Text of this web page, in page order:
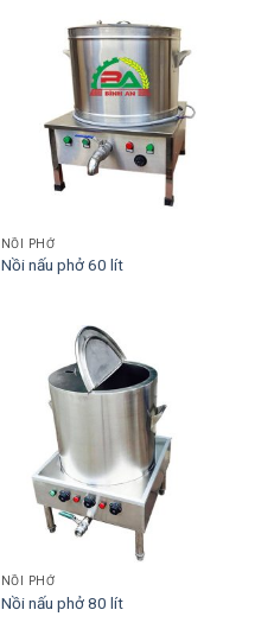
NỒI PHỞ
Nồi nấu phở 60 lít
NỒI PHỞ
Nồi nấu phở 80 lít